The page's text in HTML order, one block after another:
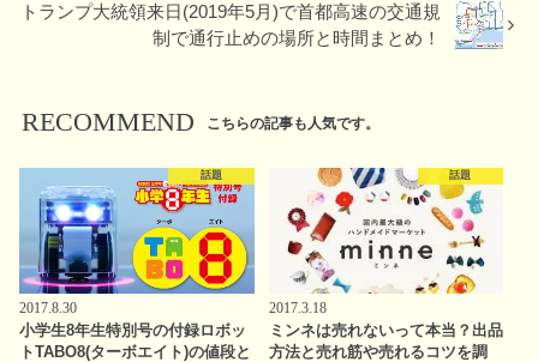
トランプ大統領来日(2019年5月)で首都高速の交通規
制で通行止めの場所と時間まとめ！
RECOMMEND こちらの記事も人気です。
話題
2017.8.30
小学生8年生特別号の付録ロボッ
トTABO8(ターボエイト)の値段と
話題
2017.3.18
ミンネは売れないって本当？出品
方法と売れ筋や売れるコツを調